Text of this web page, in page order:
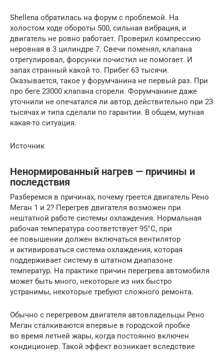
Shellena обратилась на форум с проблемой. На
холостом ходе обороты 500, сильная вибрация, и
двигатель не ровно работает. Проверил компрессию
неровная в 3 цилиндре 7. Свечи поменял, клапана
отрегулировал, форсунки почистил не помогает. И
запах странный какой то. Прибег 63 тысячи.
Оказывается, такое у форумчанина не первый раз. При
про беге 23000 клапана сгорели. Форумчанине даже
уточнили не опечатался ли автор, действительно при 23
тысячах и типа сделали по гарантии. В общем, мутная
какая-то ситуация.
Источник
Ненормированный нагрев — причины и
последствия
Разберемся в причинах, почему греется двигатель Рено
Меган 1 и 2? Перегрев двигателя возможен при
нештатной работе системы охлаждения. Нормальная
рабочая температура соответствует 95°С, при
ее повышении должен включаться вентилятор
и активироваться система охлаждения, которая
поддерживает систему в штатном диапазоне
температур. На практике причин перегрева автомобиля
может быть много, некоторые из них быстро
устранимы, некоторые требуют сложного ремонта.
Обычно с перегревом двигателя автовладельцы Рено
Меган сталкиваются впервые в городской пробке
во время летней жары, когда постоянно включен
кондиционер. Такой эффект возникает вследствие